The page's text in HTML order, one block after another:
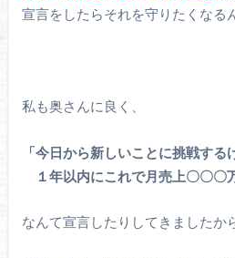
宣言をしたらそれを守りたくなる
私も奥さんに良く、
「今日から新しいことに挑戦する
１年以内にこれで月売上〇〇〇
なんて宣言したりしてきましたか